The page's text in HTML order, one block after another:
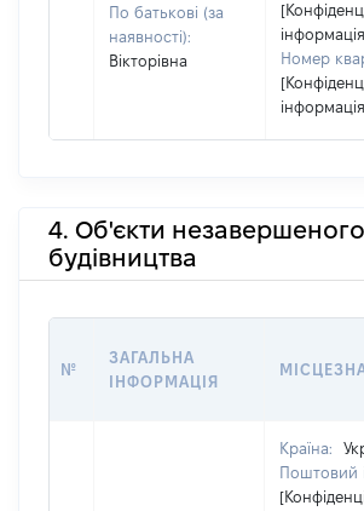
По батькові (за
наявності):
Вікторівна
Номер
4. Об'єкти незавершеного
будівництва
№
ЗАГАЛЬНА
ІНФОРМАЦІЯ
Країна:
Поштовий